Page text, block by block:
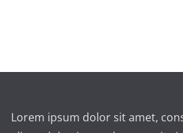
Lorem ipsum dolor sit amet,